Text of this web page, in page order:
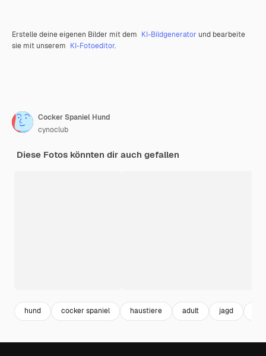
Erstelle deine eigenen Bilder mit dem KI-Bildgenerator und bearbeite
sie mit unserem KI-Fotoeditor.
Cocker Spaniel Hund
cynoclub
Diese Fotos könnten dir auch gefallen
hund cocker spaniel haustiere adult jagd